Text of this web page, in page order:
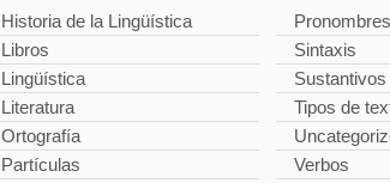
Historia de la Lingüística
Libros
Lingüística
Literatura
Ortografía
Partículas
Pronombres
Sintaxis
Sustantivos
Tipos de
Verbos